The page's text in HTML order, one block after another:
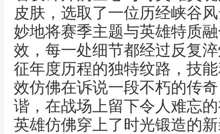
皮肤，选取了一位历经峡谷
妙地将赛季主题与英雄特质
效，每一处细节都经过反复
征年度历程的独特纹路，技
效仿佛在诉说一段不朽的传
谐，在战场上留下令人难忘
英雄仿佛穿上了时光锻造的